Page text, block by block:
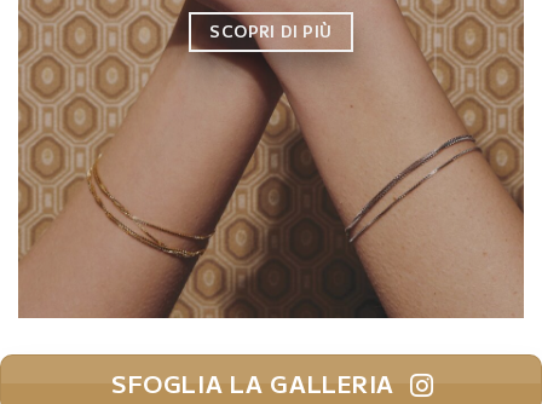
SCOPRI DI PIÙ
SFOGLIA LA GALLERIA